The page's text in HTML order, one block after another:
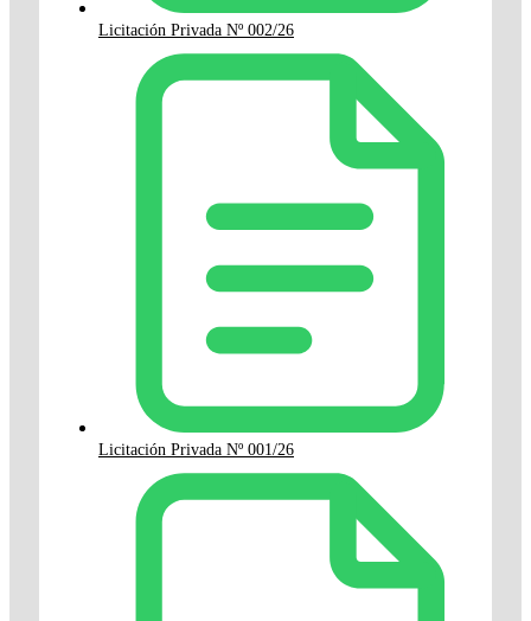
Licitación Privada Nº 002/26
Licitación Privada Nº 001/26